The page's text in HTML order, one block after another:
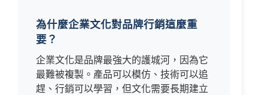
為什麼企業文化對品牌行銷這麼重
要？
企業文化是品牌最強大的護城河，因為它
最難被複製。產品可以模仿、技術可以追
趕、行銷可以學習，但文化需要長期建立